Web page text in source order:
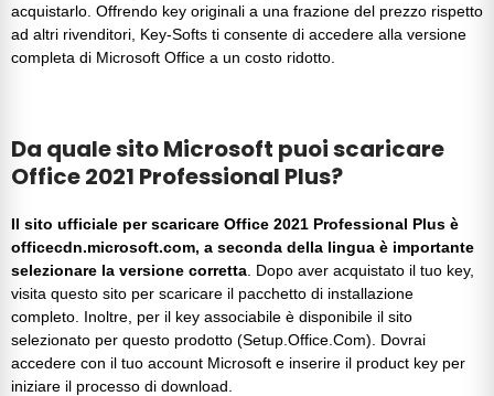
acquistarlo. Offrendo key originali a una frazione del prezzo rispetto
ad altri rivenditori, Key-Softs ti consente di accedere alla versione
completa di Microsoft Office a un costo ridotto.
Da quale sito Microsoft puoi scaricare
Office 2021 Professional Plus?
Il sito ufficiale per scaricare Office 2021 Professional Plus è
officecdn.microsoft.com, a seconda della lingua è importante
selezionare la versione corretta . Dopo aver acquistato il tuo key,
visita questo sito per scaricare il pacchetto di installazione
completo. Inoltre, per il key associabile è disponibile il sito
selezionato per questo prodotto (Setup.Office.Com). Dovrai
accedere con il tuo account Microsoft e inserire il product key per
iniziare il processo di download.